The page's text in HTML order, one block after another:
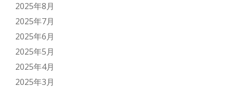
2025年8月
2025年7月
2025年6月
2025年5月
2025年4月
2025年3月